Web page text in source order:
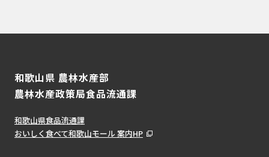
和歌山県 農林水産部
農林水産政策局食品流通課
和歌山県食品流通課
おいしく食べて和歌山モール 案内HP